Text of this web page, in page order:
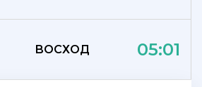
ВОСХОД 05:01